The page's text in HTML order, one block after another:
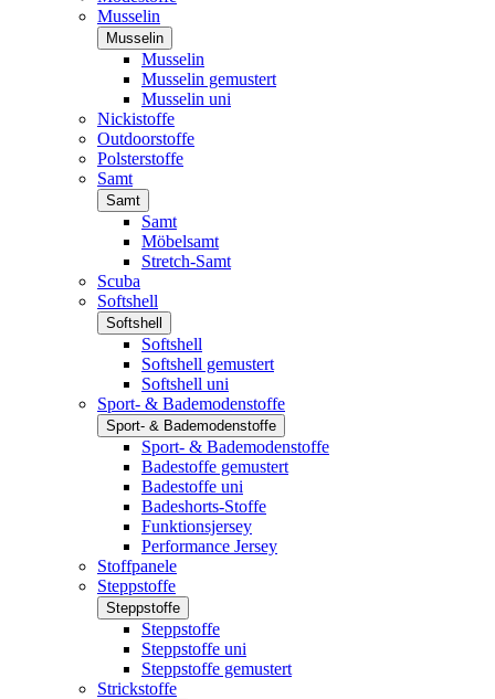
Musselin
Musselin
Musselin
Musselin gemustert
Musselin uni
Nickistoffe
Outdoorstoffe
Polsterstoffe
Samt
Samt
Samt
Möbelsamt
Stretch-Samt
Scuba
Softshell
Softshell
Softshell
Softshell gemustert
Softshell uni
Sport- & Bademodenstoffe
Sport- & Bademodenstoffe
Sport- & Bademodenstoffe
Badestoffe gemustert
Badestoffe uni
Badeshorts-Stoffe
Funktionsjersey
Performance Jersey
Stoffpanele
Steppstoffe
Steppstoffe
Steppstoffe
Steppstoffe uni
Steppstoffe gemustert
Strickstoffe